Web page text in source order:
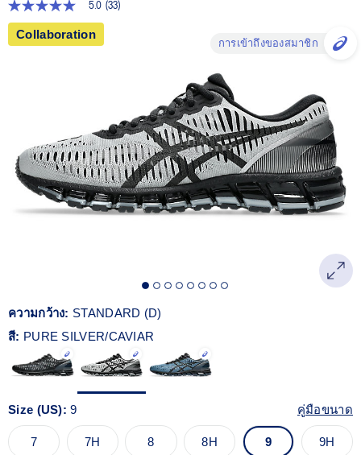
5.0
จาก
ดาว
หน้า
เดียวกัน
5.0 (33)
Collaboration
การเข้าถึงของสมาชิก
ความกว้าง: STANDARD (D)
สี: PURE SILVER/CAVIAR
Size (US):9 คู่มือขนาด
7 7H 8 8H 9 9H